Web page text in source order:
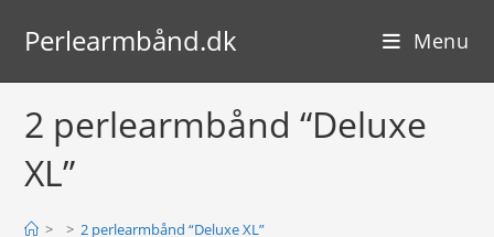
Perlearmbånd.dk Menu
2 perlearmbånd “Deluxe
XL”
> > 2 perlearmbånd “Deluxe XL”